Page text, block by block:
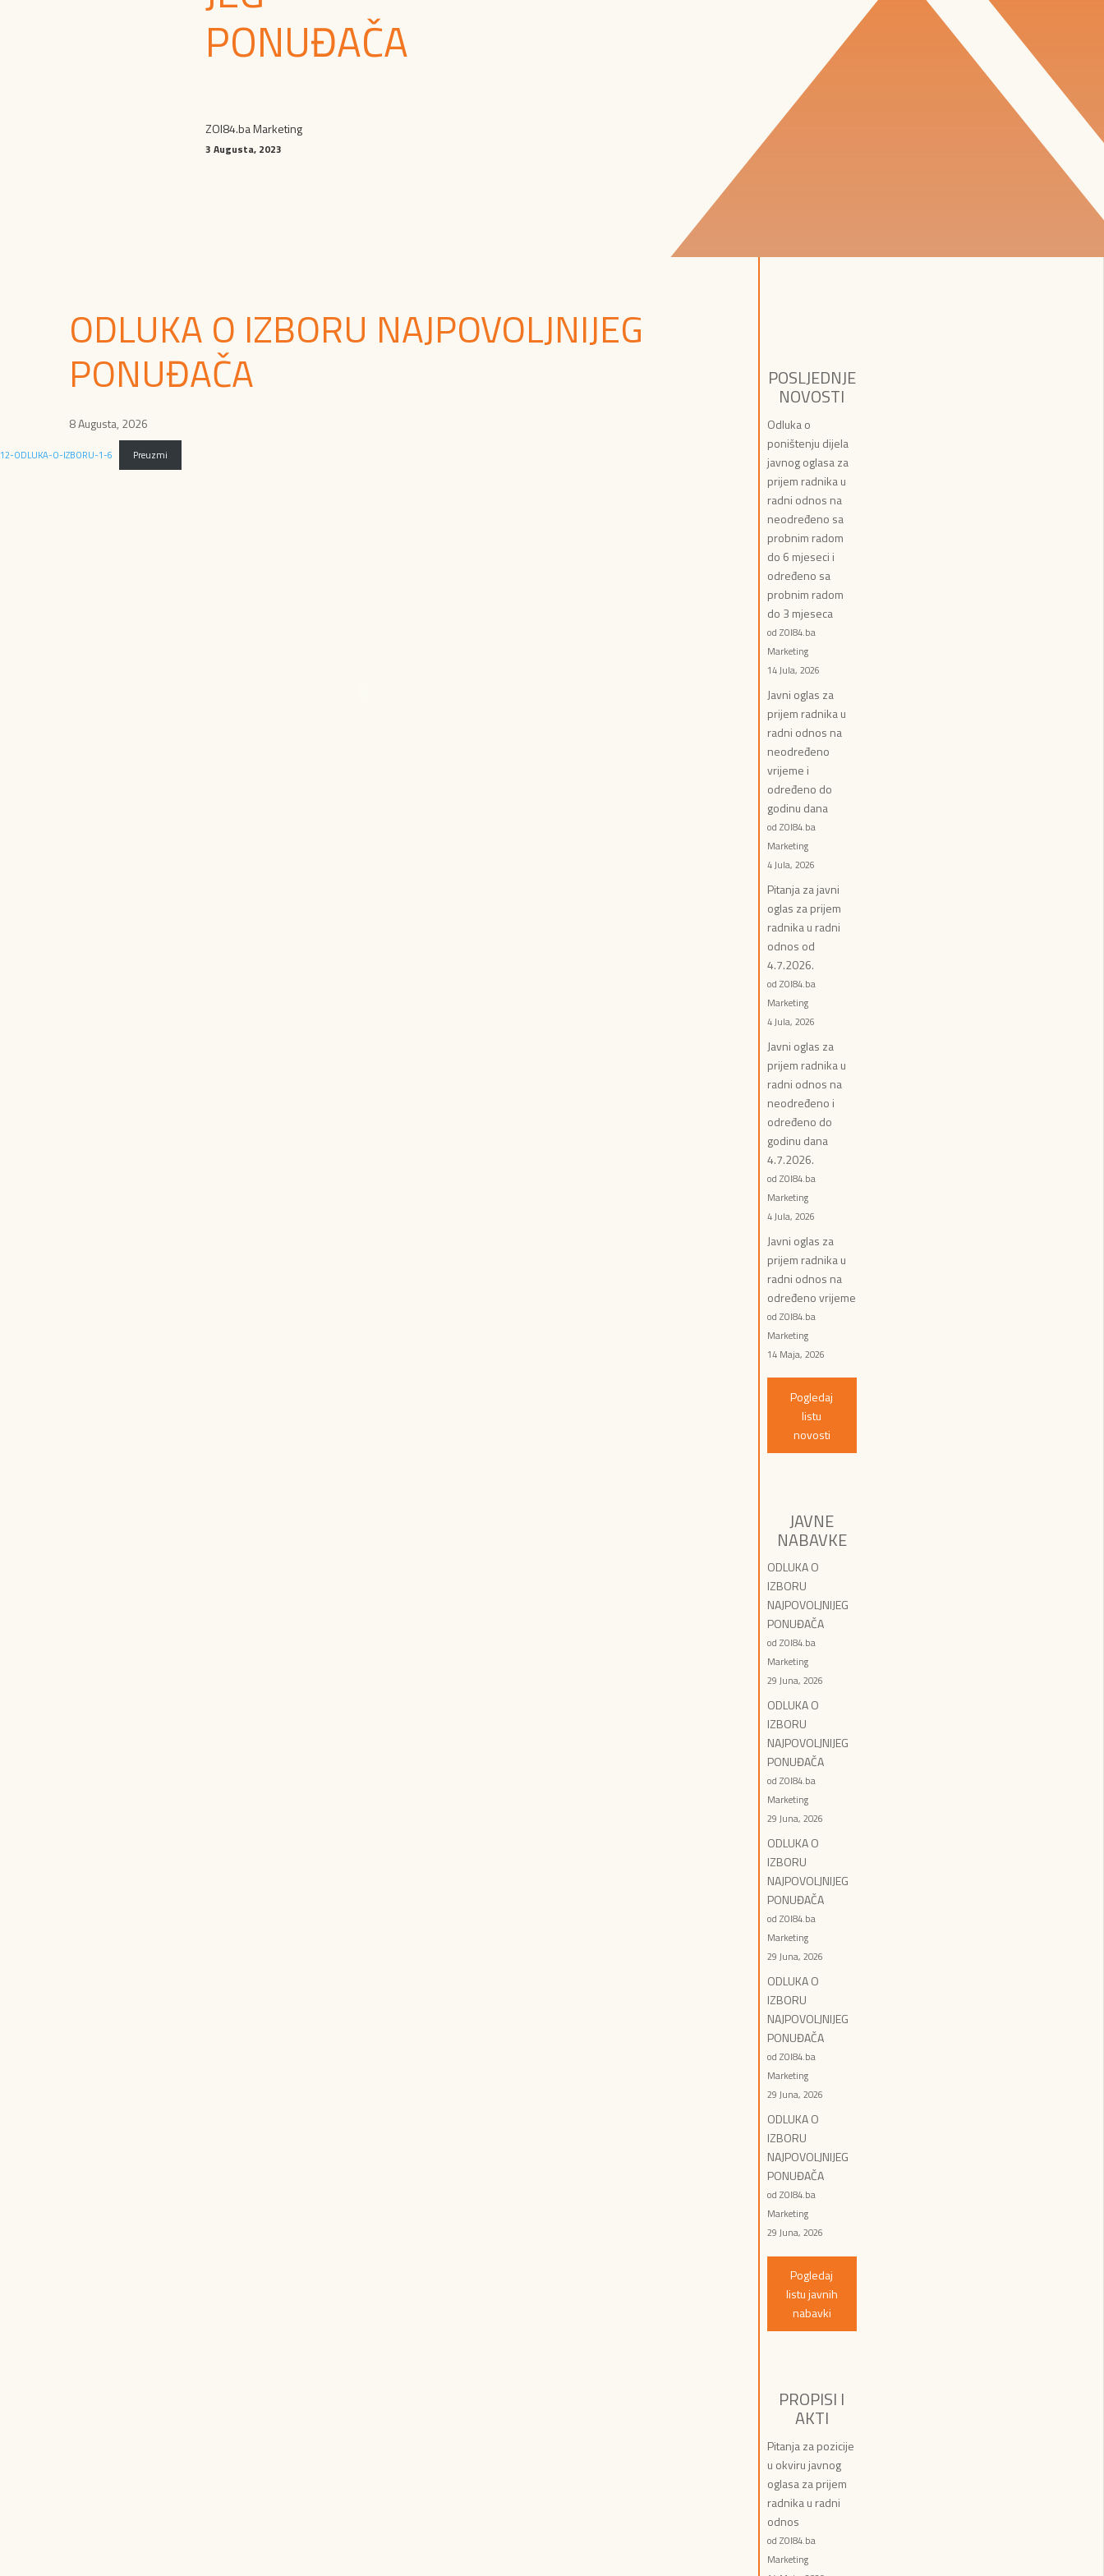
PONUĐAČA
ZOI84.ba Marketing
3 Augusta, 2023
ODLUKA O IZBORU NAJPOVOLJNIJEG
PONUĐAČA
8 Augusta, 2026
12-ODLUKA-O-IZBORU-1-6 Preuzmi
POSLJEDNJE
NOVOSTI
Odluka o
poništenju dijela
javnog oglasa za
prijem radnika u
radni odnos na
neodređeno sa
probnim radom
do 6 mjeseci i
određeno sa
probnim radom
do 3 mjeseca
od ZOI84.ba
Marketing
14 Jula, 2026
Javni oglas za
prijem radnika u
radni odnos na
neodređeno
vrijeme i
određeno do
godinu dana
od ZOI84.ba
Marketing
4 Jula, 2026
Pitanja za javni
oglas za prijem
radnika u radni
odnos od
4.7.2026.
od ZOI84.ba
Marketing
4 Jula, 2026
Javni oglas za
prijem radnika u
radni odnos na
neodređeno i
određeno do
godinu dana
4.7.2026.
od ZOI84.ba
Marketing
4 Jula, 2026
Javni oglas za
prijem radnika u
radni odnos na
određeno vrijeme
od ZOI84.ba
Marketing
14 Maja, 2026
Pogledaj
listu
novosti
JAVNE
NABAVKE
ODLUKA O
IZBORU
NAJPOVOLJNIJEG
PONUĐAČA
od ZOI84.ba
Marketing
29 Juna, 2026
ODLUKA O
IZBORU
NAJPOVOLJNIJEG
PONUĐAČA
od ZOI84.ba
Marketing
29 Juna, 2026
ODLUKA O
IZBORU
NAJPOVOLJNIJEG
PONUĐAČA
od ZOI84.ba
Marketing
29 Juna, 2026
ODLUKA O
IZBORU
NAJPOVOLJNIJEG
PONUĐAČA
od ZOI84.ba
Marketing
29 Juna, 2026
ODLUKA O
IZBORU
NAJPOVOLJNIJEG
PONUĐAČA
od ZOI84.ba
Marketing
29 Juna, 2026
Pogledaj
listu javnih
nabavki
PROPISI I
AKTI
Pitanja za pozicije
u okviru javnog
oglasa za prijem
radnika u radni
odnos
od ZOI84.ba
Marketing